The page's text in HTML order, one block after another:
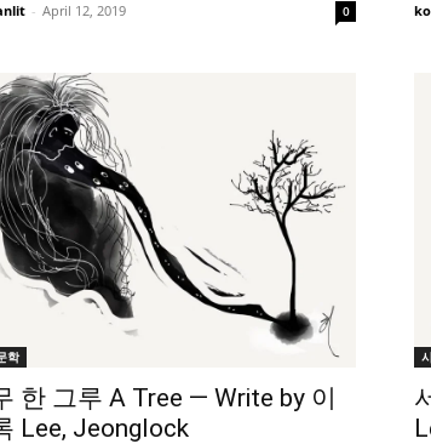
- April 12, 2019 0
학
한 그루 A Tree — Write by 이
Lee, Jeonglock
시